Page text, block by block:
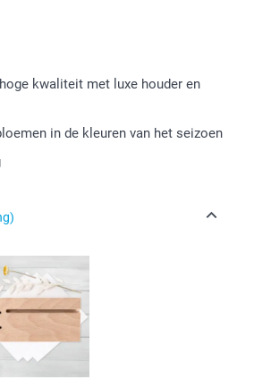
kwaliteit met luxe houder en
in de kleuren van het seizoen